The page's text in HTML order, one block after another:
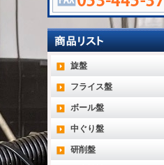
旋盤
フライス盤
ボール盤
中ぐり盤
研削盤